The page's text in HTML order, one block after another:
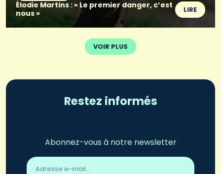
Élodie Martins : « Le premier danger, c’est
nous »
LIRE
VOIR PLUS
Restez informés
Abonnez-vous à notre newsletter
Adresse
email